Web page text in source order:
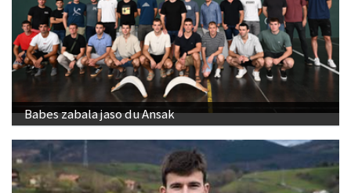
Babes zabala jaso du Ansak